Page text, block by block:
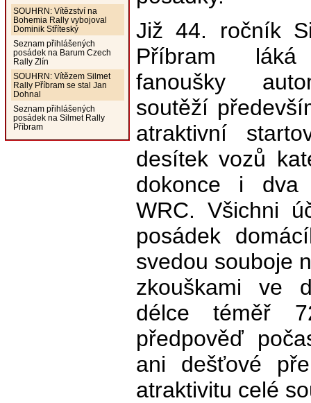
SOUHRN: Vítězství na
Bohemia Rally vybojoval
Dominik Stříteský
Seznam přihlášených
posádek na Barum Czech
Rally Zlín
SOUHRN: Vítězem Silmet
Rally Příbram se stal Jan
Dohnal
Seznam přihlášených
posádek na Silmet Rally
Příbram
Již 44. ročník
Příbram láká
fanoušky
soutěží
atraktivní
desítek vozů
dokonce i dva
WRC. Všichni
posádek
svedou souboje
zkouškami ve
délce téměř
předpověď
ani dešťové
atraktivitu celé